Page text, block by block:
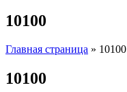
10100
Главная страница » 10100
10100